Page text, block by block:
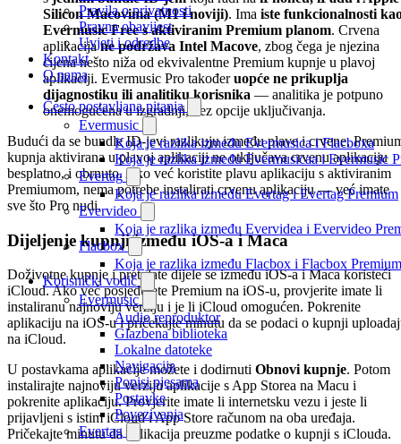
Pravila o privatnosti
Pravna obavijest
Uvjeti i odredbe
Kontakt
O nama
Često postavljana pitanja
Evermusic
Koja je razlika između Evermusica i Flacboxa
Koja je razlika između Evermusicaa i Evermusic
Evertag
Koja je razlika između Evertag i Evertag Premium
Evervideo
Koja je razlika između Evervidea i Evervideo
Flacbox
Koja je razlika između Flacbox i Flacbox
Korisnički vodič
Evermusic
Audio reproduktor
Glazbena biblioteka
Lokalne datoteke
Navigacija
Popisi pjesama
Postavke
Povezivanja
Evertag
Silicon Macovima (M1 i noviji). Ima iste funkcionalnosti
Evermusic Free s aktiviranim Premium planom. Crvena
aplikacijane podržava Intel Macove, zbog čega je njezina
cijena nešto niža od ekvivalentne Premium kupnje u plavoj
aplikaciji. Evermusic Pro takođeruopće ne prikuplja
dijagnostiku ili analitiku korisnika — analitika je potpuno
onemogućena u izgradnji, bez opcije uključivanja.
Budući da se bundle ID-jevi razlikuju između plave i crvene,
kupnja aktivirana u plavoj aplikaciji ne otključava crvenu aplikaciju
besplatno, i obrnuto. Ako već koristite plavu aplikaciju s aktiviranim
Premiumom, nema potrebe instalirati crvenu aplikaciju — već imate
sve što Pro nudi.
Dijeljenje kupnji između iOS-a i Maca
Doživotne kupnje i pretplate dijele se između iOS-a i Maca koristeći
iCloud. Ako već posjedujete Premium na iOS-u, provjerite imate li
instaliranu najnoviju verziju i je li iCloud omogućen. Pokrenite
aplikaciju na iOS-u i pričekajte minutu da se podaci o kupnji
na iCloud.
U postavkama aplikacije možete i dodirnuti Obnovi kupnje. Potom
instalirajte najnoviju verziju aplikacije s App Storea na Macu i
pokrenite aplikaciju. Provjerite imate li internetsku vezu i jeste li
prijavljeni s istim iCloud i App Store računom na oba uređaja.
Pričekajte minutu da aplikacija preuzme podatke o kupnji s iClouda.